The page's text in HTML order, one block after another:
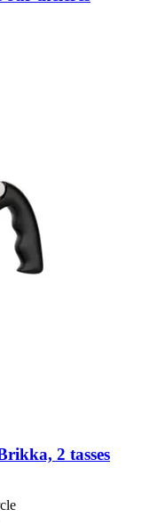
2 tasses